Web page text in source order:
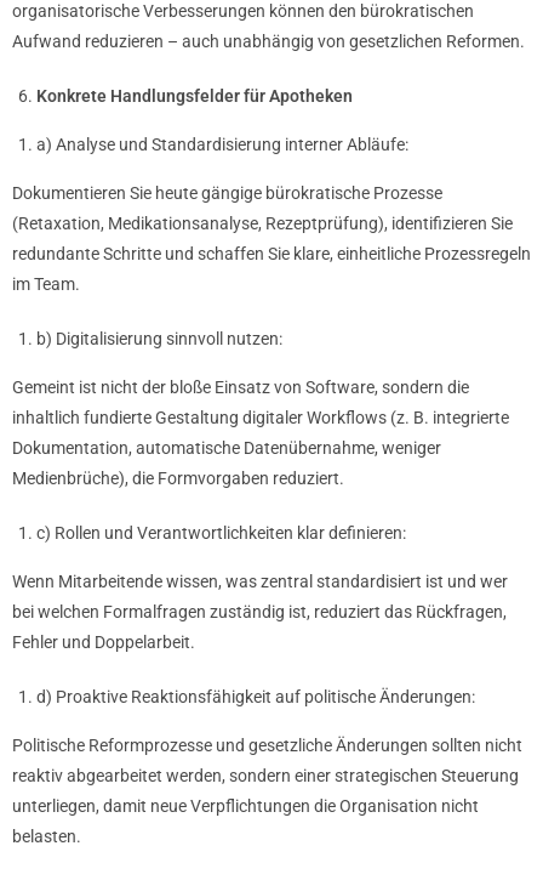
organisatorische Verbesserungen können den bürokratischen
Aufwand reduzieren – auch unabhängig von gesetzlichen Reformen.
Konkrete Handlungsfelder für Apotheken
a) Analyse und Standardisierung interner Abläufe:
Dokumentieren Sie heute gängige bürokratische Prozesse
(Retaxation, Medikationsanalyse, Rezeptprüfung), identifizieren Sie
redundante Schritte und schaffen Sie klare, einheitliche Prozessregeln
im Team.
b) Digitalisierung sinnvoll nutzen:
Gemeint ist nicht der bloße Einsatz von Software, sondern die
inhaltlich fundierte Gestaltung digitaler Workflows (z. B. integrierte
Dokumentation, automatische Datenübernahme, weniger
Medienbrüche), die Formvorgaben reduziert.
c) Rollen und Verantwortlichkeiten klar definieren:
Wenn Mitarbeitende wissen, was zentral standardisiert ist und wer
bei welchen Formalfragen zuständig ist, reduziert das Rückfragen,
Fehler und Doppelarbeit.
d) Proaktive Reaktionsfähigkeit auf politische Änderungen:
Politische Reformprozesse und gesetzliche Änderungen sollten nicht
reaktiv abgearbeitet werden, sondern einer strategischen Steuerung
unterliegen, damit neue Verpflichtungen die Organisation nicht
belasten.